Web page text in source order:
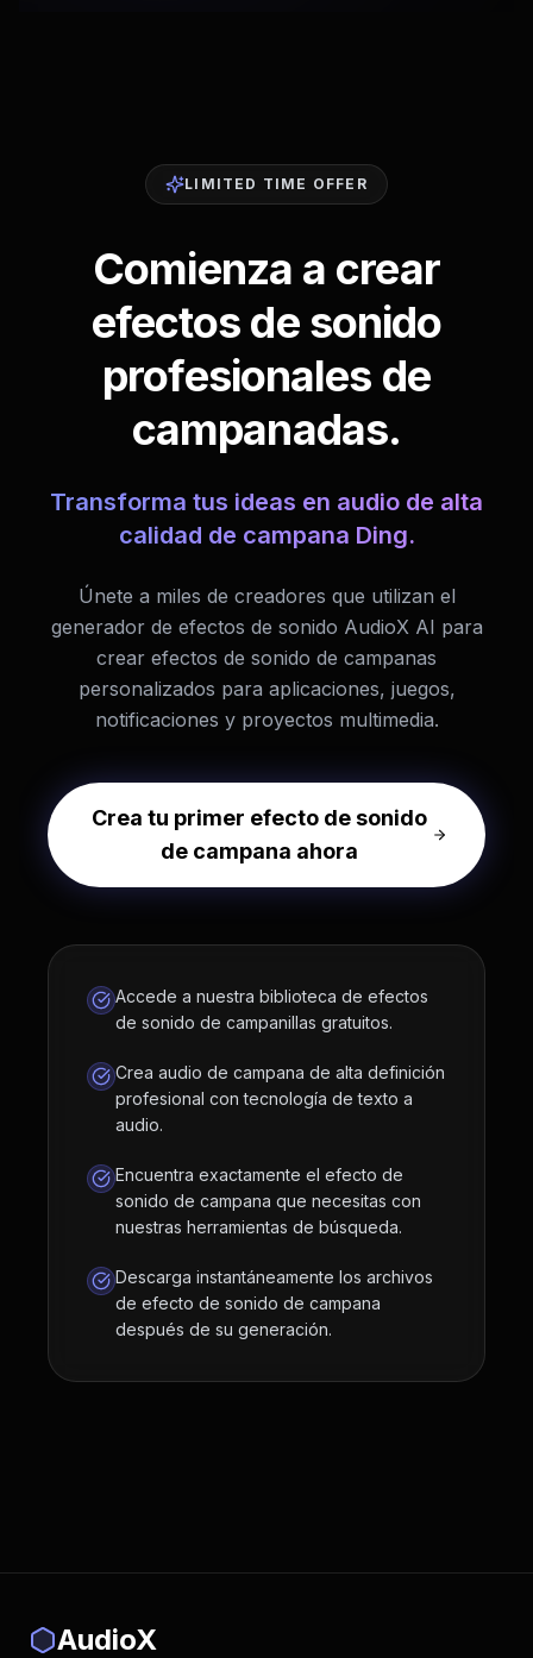
LIMITED TIME OFFER
Comienza a crear
efectos de sonido
profesionales de
campanadas.
Transforma tus ideas en audio de alta
calidad de campana Ding.
Únete a miles de creadores que utilizan el
generador de efectos de sonido AudioX AI para
crear efectos de sonido de campanas
personalizados para aplicaciones, juegos,
notificaciones y proyectos multimedia.
Crea tu primer efecto de sonido
de campana ahora
Accede a nuestra biblioteca de efectos
de sonido de campanillas gratuitos.
Crea audio de campana de alta definición
profesional con tecnología de texto a
audio.
Encuentra exactamente el efecto de
sonido de campana que necesitas con
nuestras herramientas de búsqueda.
Descarga instantáneamente los archivos
de efecto de sonido de campana
después de su generación.
AudioX